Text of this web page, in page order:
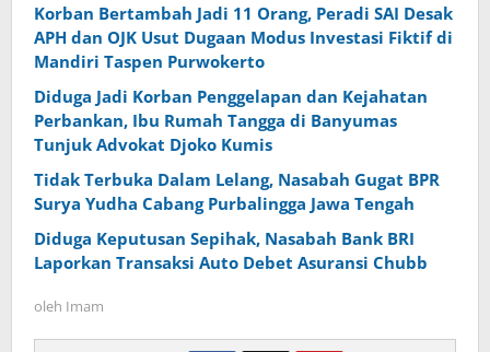
Korban Bertambah Jadi 11 Orang, Peradi SAI Desak
APH dan OJK Usut Dugaan Modus Investasi Fiktif di
Mandiri Taspen Purwokerto
Diduga Jadi Korban Penggelapan dan Kejahatan
Perbankan, Ibu Rumah Tangga di Banyumas
Tunjuk Advokat Djoko Kumis
Tidak Terbuka Dalam Lelang, Nasabah Gugat BPR
Surya Yudha Cabang Purbalingga Jawa Tengah
Diduga Keputusan Sepihak, Nasabah Bank BRI
Laporkan Transaksi Auto Debet Asuransi Chubb
oleh Imam